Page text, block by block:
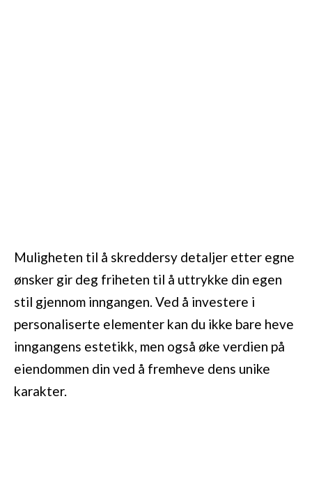
Muligheten til å skreddersy detaljer etter egne
ønsker gir deg friheten til å uttrykke din egen
stil gjennom inngangen. Ved å investere i
personaliserte elementer kan du ikke bare heve
inngangens estetikk, men også øke verdien på
eiendommen din ved å fremheve dens unike
karakter.